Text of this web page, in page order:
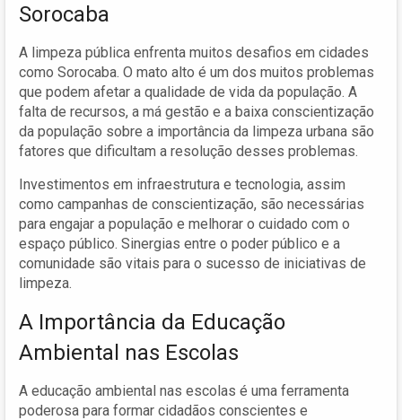
Sorocaba
A limpeza pública enfrenta muitos desafios em cidades
como Sorocaba. O mato alto é um dos muitos problemas
que podem afetar a qualidade de vida da população. A
falta de recursos, a má gestão e a baixa conscientização
da população sobre a importância da limpeza urbana são
fatores que dificultam a resolução desses problemas.
Investimentos em infraestrutura e tecnologia, assim
como campanhas de conscientização, são necessárias
para engajar a população e melhorar o cuidado com o
espaço público. Sinergias entre o poder público e a
comunidade são vitais para o sucesso de iniciativas de
limpeza.
A Importância da Educação
Ambiental nas Escolas
A educação ambiental nas escolas é uma ferramenta
poderosa para formar cidadãos conscientes e